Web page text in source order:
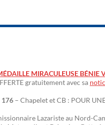
MIRACULEUSE BÉNIE
gratuitement avec sa
– Chapelet et CB : POUR
Lazariste au Nord-